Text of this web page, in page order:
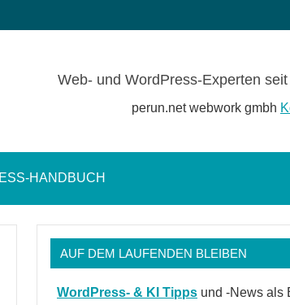
Web- und WordPress-Experten
perun.net webwork gmbh
HANDBUCH
AUF DEM LAUFENDEN BLEIBEN
WordPress- & KI Tipps und -News als